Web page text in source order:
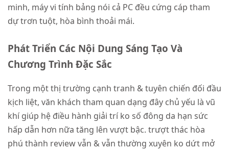
minh, máy vi tính bảng nói cả PC đều cứng cáp tham
dự trơn tuột, hòa bình thoải mái.
Phát Triển Các Nội Dung Sáng Tạo Và
Chương Trình Đặc Sắc
Trong một thị trường cạnh tranh & tuyên chiến đối đầu
kịch liệt, văn khách tham quan dạng đây chủ yếu là vũ
khí giúp hệ điều hành giải trí ko số đông da hạn sức
hấp dẫn hơn nữa tăng lên vượt bậc. trượt thác hòa
phú thành review vẫn & vẫn thường xuyên ko dứt mở